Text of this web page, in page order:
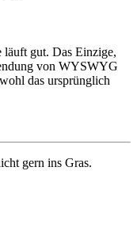
läuft gut. Das Einzige,
von WYSWYG
das ursprünglich
gern ins Gras.